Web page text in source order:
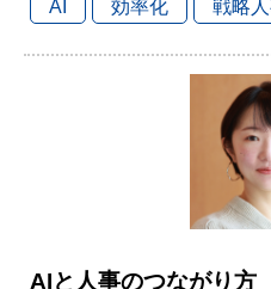
AI 効率化 戦略
AIと人事のつながり